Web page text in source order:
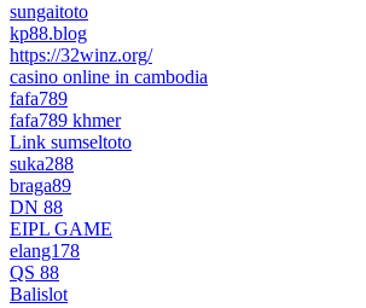
sungaitoto
kp88.blog
https://32winz.org/
casino online in cambodia
fafa789
fafa789 khmer
Link sumseltoto
suka288
braga89
DN 88
EIPL GAME
elang178
QS 88
Balislot